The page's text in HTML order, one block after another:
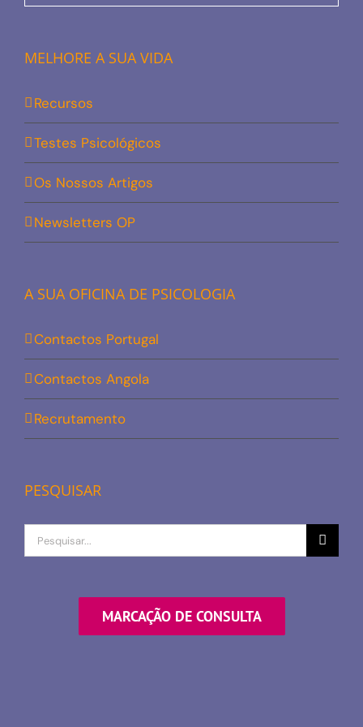
MELHORE A SUA VIDA
Recursos
Testes Psicológicos
Os Nossos Artigos
Newsletters OP
A SUA OFICINA DE PSICOLOGIA
Contactos Portugal
Contactos Angola
Recrutamento
PESQUISAR
Procurar
por
MARCAÇÃO DE CONSULTA